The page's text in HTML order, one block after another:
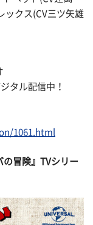
ックス(CV三ツ矢雄
タル配信中！
1061.html
の冒険』TVシリー